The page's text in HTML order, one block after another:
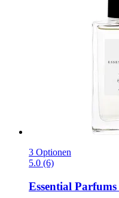
3 Optionen
5.0 (6)
Essential Parfums